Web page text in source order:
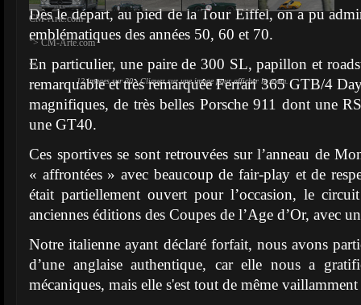
CM-Arte.com
"> CM-Arte.com
">
12 images sur 30 - Cliquez sur une image pour afficher le zoom.
Dès le départ, au pied de la Tour Eiffel, on a pu
emblématiques des années 50, 60 et 70.
En particulier, une paire de 300 SL, papillon et
remarquable et très remarquée Ferrari 365 GTB/4
magnifiques, de très belles Porsche 911 dont une
une GT40.
Ces sportives se sont retrouvées sur l’anneau de
« affrontées » avec beaucoup de fair-play et de
était partiellement ouvert pour l’occasion, le
anciennes éditions des Coupes de l’Age d’Or, avec
Notre italienne ayant déclaré forfait, nous avons
d’une anglaise authentique, car elle nous a
mécaniques, mais elle s'est tout de même